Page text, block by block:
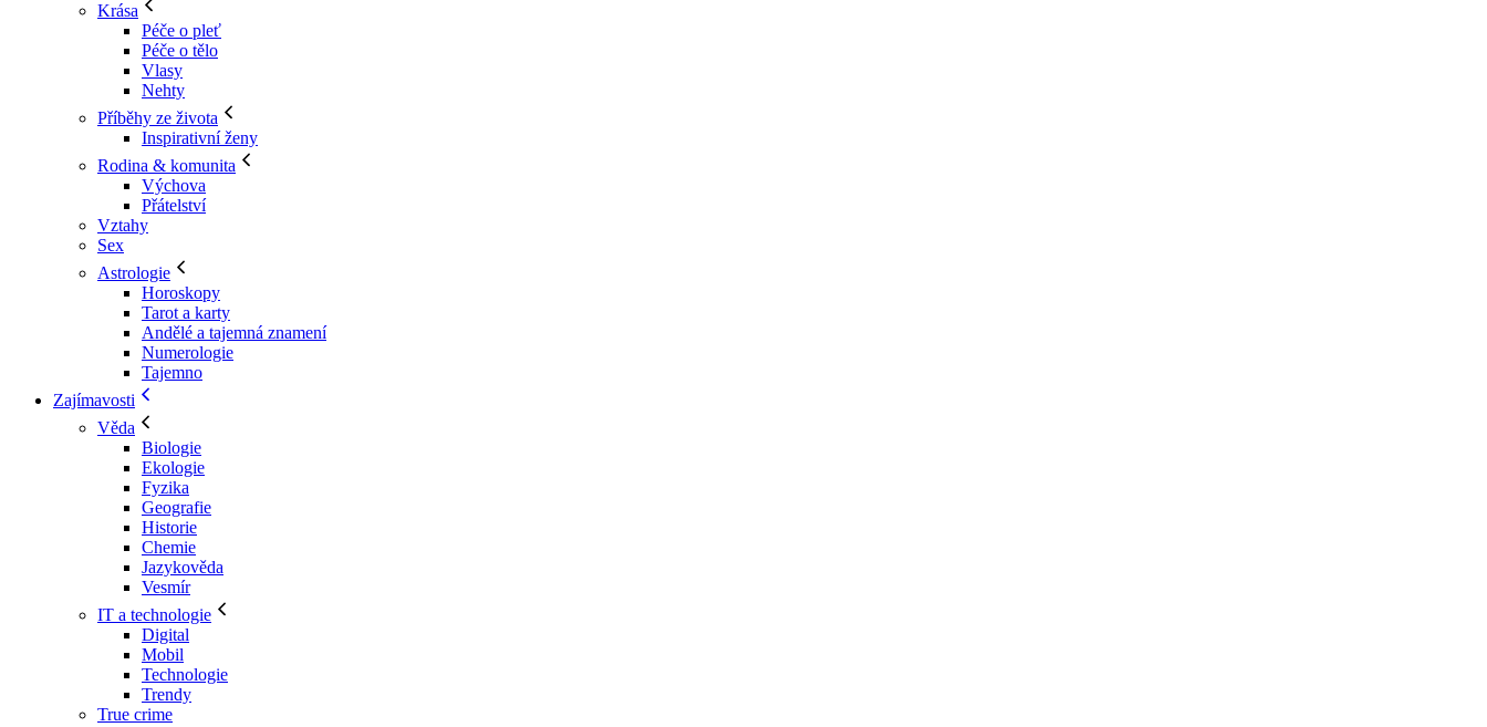
Krása
Péče o pleť
Péče o tělo
Vlasy
Nehty
Příběhy ze života
Inspirativní ženy
Rodina & komunita
Výchova
Přátelství
Vztahy
Sex
Astrologie
Horoskopy
Tarot a karty
Andělé a tajemná znamení
Numerologie
Tajemno
Zajímavosti
Věda
Biologie
Ekologie
Fyzika
Geografie
Historie
Chemie
Jazykověda
Vesmír
IT a technologie
Digital
Mobil
Technologie
Trendy
True crime